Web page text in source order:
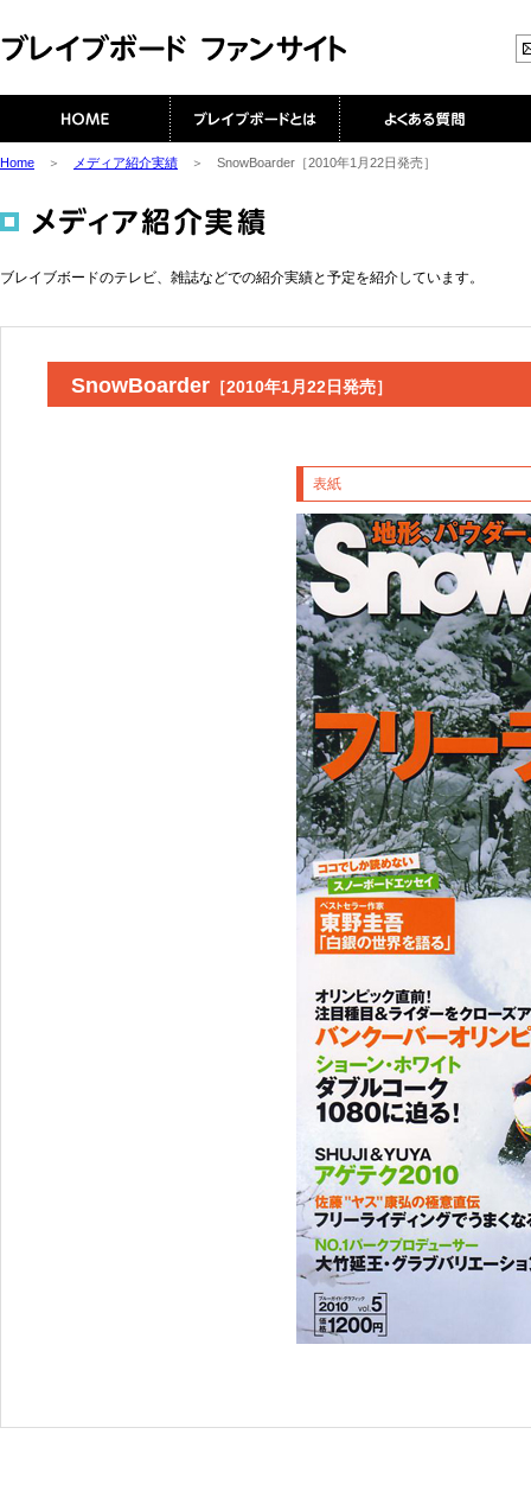
Home ＞ メディア紹介実績 ＞ SnowBoarder［2010年1月22日発売］
ブレイブボードのテレビ、雑誌などでの紹介実績と予定を紹介しています。
SnowBoarder ［2010年1月22日発売］
表紙